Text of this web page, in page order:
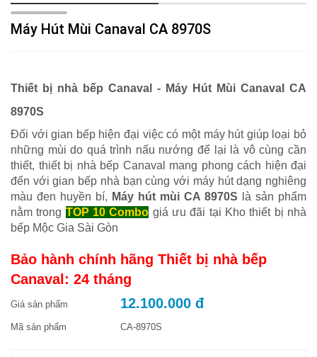
Máy Hút Mùi Canaval CA 8970S
Thiết bị nhà bếp Canaval - Máy Hút Mùi Canaval CA
8970S
Đối với gian bếp hiện đại việc có một máy hút giúp loại bỏ
những mùi do quá trình nấu nướng để lại là vô cùng cần
thiết, thiết bị nhà bếp Canaval mang phong cách hiện đại
đến với gian bếp nhà bạn cùng với máy hút dạng nghiêng
màu đen huyền bí, Máy hút mùi CA 8970S
là sản phẩm
nằm trong TOP 10 Combo giá ưu đãi tại Kho thiết bị nhà
bếp Mộc Gia Sài Gòn
Bảo hành chính hãng Thiết bị nhà bếp
Canaval: 24 tháng
Giá sản phẩm 12.100.000 đ
Mã sản phẩm CA-8970S